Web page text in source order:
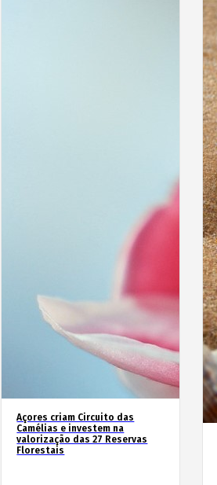
Açores criam Circuito das
Camélias e investem na
valorização das 27 Reservas
Florestais